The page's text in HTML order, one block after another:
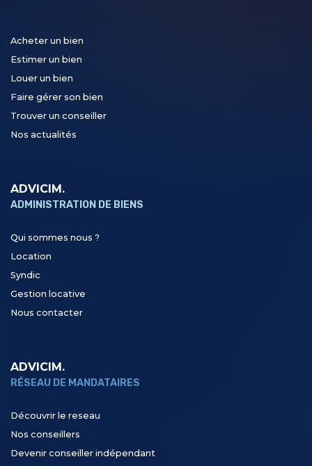
Acheter un bien
Estimer un bien
Louer un bien
Faire gérer son bien
Trouver un conseiller
Nos actualités
ADVICIM.
ADMINISTRATION DE BIENS
Qui sommes nous ?
Location
Syndic
Gestion locative
Nous contacter
ADVICIM.
RÉSEAU DE MANDATAIRES
Découvrir le reseau
Nos conseillers
Devenir conseiller indépendant